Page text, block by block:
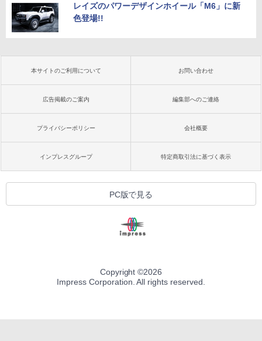
レイズのパワーデザインホイール「M6」に新
色登場!!
本サイトのご利用について お問い合わせ
広告掲載のご案内 編集部へのご連絡
プライバシーポリシー 会社概要
インプレスグループ 特定商取引法に基づく表示
PC版で見る
Copyright ©2026
Impress Corporation. All rights reserved.